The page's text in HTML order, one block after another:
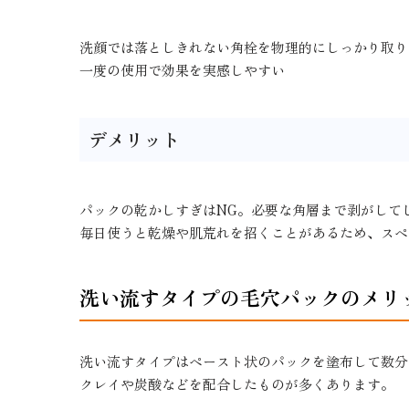
洗顔では落としきれない角栓を物理的にしっかり取
一度の使用で効果を実感しやすい
デメリット
パックの乾かしすぎはNG。必要な角層まで剥がし
毎日使うと乾燥や肌荒れを招くことがあるため、ス
洗い流すタイプの毛穴パックのメ
洗い流すタイプはペースト状のパックを塗布して数
クレイや炭酸などを配合したものが多くあります。